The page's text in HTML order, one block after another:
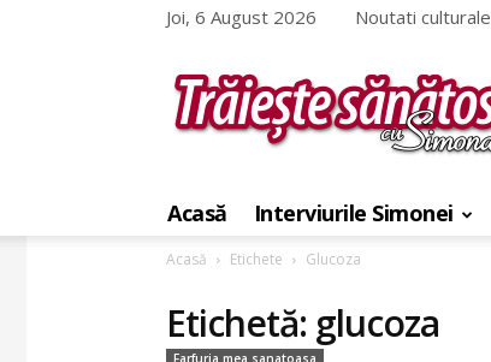
Joi, 6 August 2026 Noutati culturale
sanatos
Simona
Acasă Interviurile Simonei
Acasă Etichete Glucoza
Etichetă: glucoza
Farfuria mea sanatoasa